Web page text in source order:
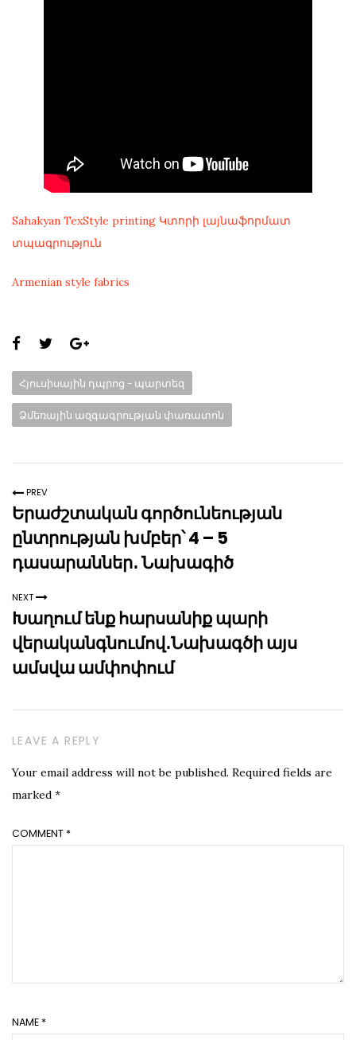
Sahakyan TexStyle printing Կտորի լայնաֆորմատ
տպագրություն
Armenian style fabrics
Share
page:
Categories:
Հյուսիսային դպրոց - պարտեզ
Ձմեռային ազգագրության փառատոն
PREV
Երաժշտական գործունեության
ընտրության խմբեր՝ 4 – 5
դասարաններ․ Նախագիծ
NEXT
Խաղում ենք հարսանիք պարի
վերականգնումով․Նախագծի այս
ամսվա ամփոփում
LEAVE A REPLY
Your email address will not be published. Required fields are
marked *
COMMENT *
NAME *